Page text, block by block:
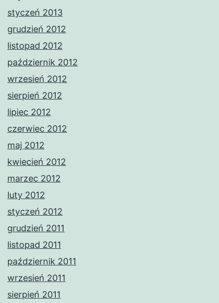
styczeń 2013
grudzień 2012
listopad 2012
październik 2012
wrzesień 2012
sierpień 2012
lipiec 2012
czerwiec 2012
maj 2012
kwiecień 2012
marzec 2012
luty 2012
styczeń 2012
grudzień 2011
listopad 2011
październik 2011
wrzesień 2011
sierpień 2011